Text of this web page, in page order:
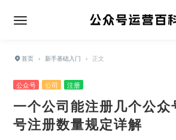
首页 › 新手基础入门 › 正文
公众号 公司 注册
一个公司能注册几个公众
号注册数量规定详解